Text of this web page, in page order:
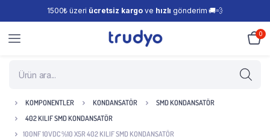
1500₺ üzeri ücretsiz kargo ve hızlı gönderim 🚚💨
0
KOMPONENTLER KONDANSATÖR
SMD KONDANSATÖR
402 KILIF SMD KONDANSATÖR
100NF 10VDC %10 X5R 402 KILIF SMD KONDANSATÖR